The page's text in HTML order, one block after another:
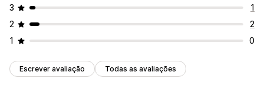
3
1
2
2
1
0
Escrever avaliação Todas as avaliações